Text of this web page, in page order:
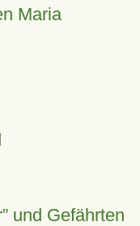
Maria
und Gefährten